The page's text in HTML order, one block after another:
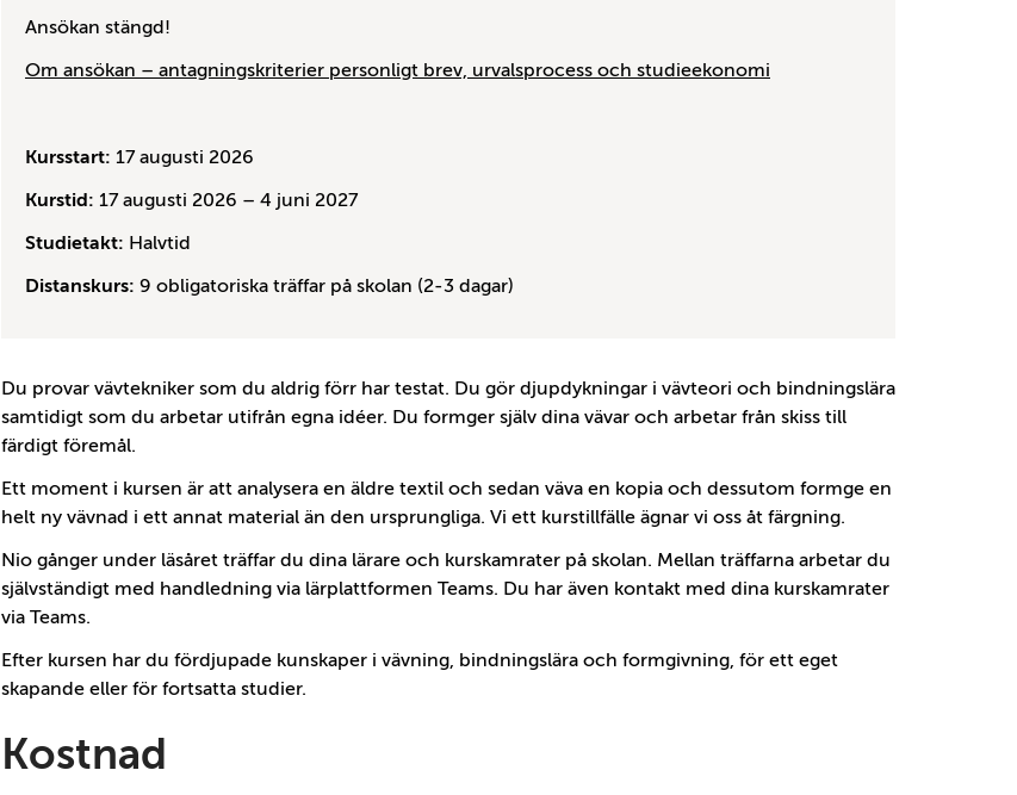
Ansökan stängd!
Om ansökan – antagningskriterier personligt brev, urvalsprocess och studieekonomi
Kursstart: 17 augusti 2026
Kurstid: 17 augusti 2026 – 4 juni 2027
Studietakt: Halvtid
Distanskurs: 9 obligatoriska träffar på skolan (2-3 dagar)
Du provar vävtekniker som du aldrig förr har testat. Du gör djupdykningar i vävteori och bindningslära
samtidigt som du arbetar utifrån egna idéer. Du formger själv dina vävar och arbetar från skiss till
färdigt föremål.
Ett moment i kursen är att analysera en äldre textil och sedan väva en kopia och dessutom formge en
helt ny vävnad i ett annat material än den ursprungliga. Vi ett kurstillfälle ägnar vi oss åt färgning.
Nio gånger under läsåret träffar du dina lärare och kurskamrater på skolan. Mellan träffarna arbetar du
självständigt med handledning via lärplattformen Teams. Du har även kontakt med dina kurskamrater
via Teams.
Efter kursen har du fördjupade kunskaper i vävning, bindningslära och formgivning, för ett eget
skapande eller för fortsatta studier.
Kostnad